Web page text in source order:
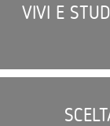
VIVI E